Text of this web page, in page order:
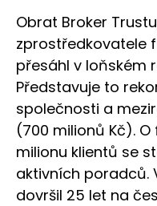
Obrat Broker
zprostředkovatele
přesáhl v loňském
Představuje to
společnosti a
(700 milionů Kč).
milionu klientů se
aktivních poradců.
dovršil 25 let na